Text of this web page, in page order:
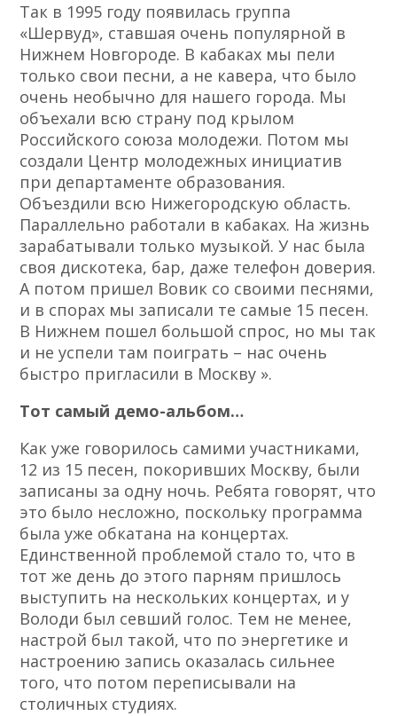
Так в 1995 году появилась группа
«Шервуд», ставшая очень популярной в
Нижнем Новгороде. В кабаках мы пели
только свои песни, а не кавера, что было
очень необычно для нашего города. Мы
объехали всю страну под крылом
Российского союза молодежи. Потом мы
создали Центр молодежных инициатив
при департаменте образования.
Объездили всю Нижегородскую область.
Параллельно работали в кабаках. На жизнь
зарабатывали только музыкой. У нас была
своя дискотека, бар, даже телефон доверия.
А потом пришел Вовик со своими песнями,
и в спорах мы записали те самые 15 песен.
В Нижнем пошел большой спрос, но мы так
и не успели там поиграть – нас очень
быстро пригласили в Москву ».
Тот самый демо-альбом…
Как уже говорилось самими участниками,
12 из 15 песен, покоривших Москву, были
записаны за одну ночь. Ребята говорят, что
это было несложно, поскольку программа
была уже обкатана на концертах.
Единственной проблемой стало то, что в
тот же день до этого парням пришлось
выступить на нескольких концертах, и у
Володи был севший голос. Тем не менее,
настрой был такой, что по энергетике и
настроению запись оказалась сильнее
того, что потом переписывали на
столичных студиях.